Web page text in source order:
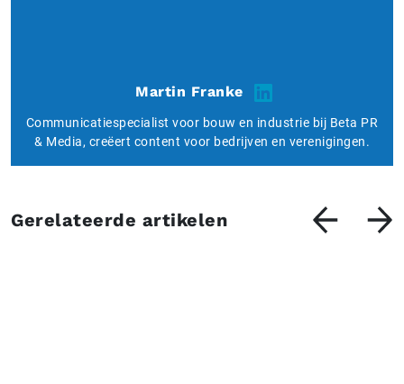
Martin Franke
Communicatiespecialist voor bouw en industrie bij Beta PR
& Media, creëert content voor bedrijven en verenigingen.
Gerelateerde artikelen